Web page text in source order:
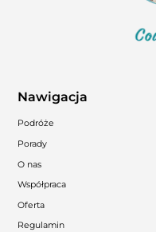
Nawigacja
Podróże
Porady
O nas
Współpraca
Oferta
Regulamin